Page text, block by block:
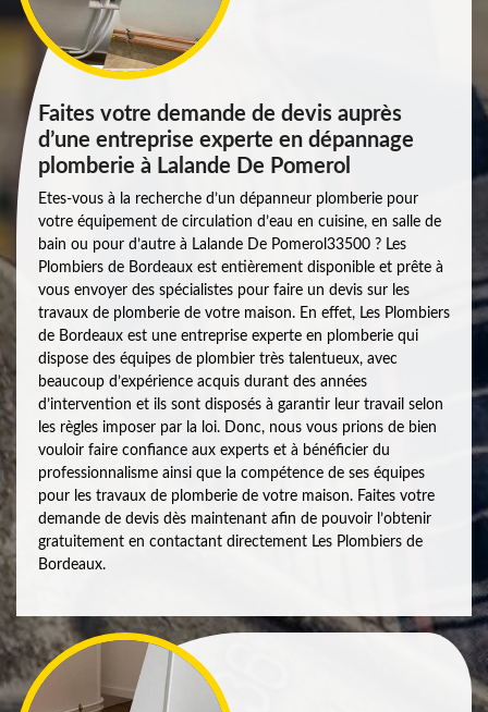
Faites votre demande de devis auprès
d’une entreprise experte en dépannage
plomberie à Lalande De Pomerol
Etes-vous à la recherche d’un dépanneur plomberie pour
votre équipement de circulation d’eau en cuisine, en salle de
bain ou pour d’autre à Lalande De Pomerol33500 ? Les
Plombiers de Bordeaux est entièrement disponible et prête à
vous envoyer des spécialistes pour faire un devis sur les
travaux de plomberie de votre maison. En effet, Les Plombiers
de Bordeaux est une entreprise experte en plomberie qui
dispose des équipes de plombier très talentueux, avec
beaucoup d’expérience acquis durant des années
d’intervention et ils sont disposés à garantir leur travail selon
les règles imposer par la loi. Donc, nous vous prions de bien
vouloir faire confiance aux experts et à bénéficier du
professionnalisme ainsi que la compétence de ses équipes
pour les travaux de plomberie de votre maison. Faites votre
demande de devis dès maintenant afin de pouvoir l’obtenir
gratuitement en contactant directement Les Plombiers de
Bordeaux.